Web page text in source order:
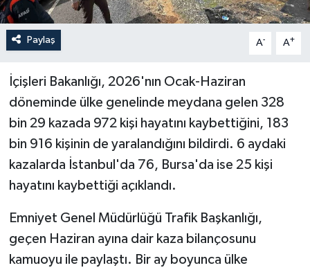
Paylaş A- A+
İçişleri Bakanlığı, 2026'nın Ocak-Haziran
döneminde ülke genelinde meydana gelen 328
bin 29 kazada 972 kişi hayatını kaybettiğini, 183
bin 916 kişinin de yaralandığını bildirdi. 6 aydaki
kazalarda İstanbul'da 76, Bursa'da ise 25 kişi
hayatını kaybettiği açıklandı.
Emniyet Genel Müdürlüğü Trafik Başkanlığı,
geçen Haziran ayına dair kaza bilançosunu
kamuoyu ile paylaştı. Bir ay boyunca ülke
Yerel